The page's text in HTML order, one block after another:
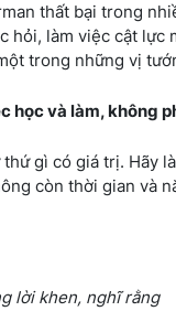
thất bại trong
hỏi, làm việc cật lực
trong những vị
học và làm, không
gì có giá trị. Hãy
còn thời gian và
lời khen, nghĩ rằng